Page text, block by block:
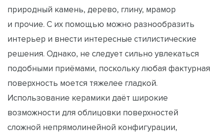
природный камень, дерево, глину, мрамор
и прочие. С их помощью можно разнообразить
интерьер и внести интересные стилистические
решения. Однако, не следует сильно увлекаться
подобными приёмами, поскольку любая фактурная
поверхность моется тяжелее гладкой.
Использование керамики даёт широкие
возможности для облицовки поверхностей
сложной непрямолинейной конфигурации,